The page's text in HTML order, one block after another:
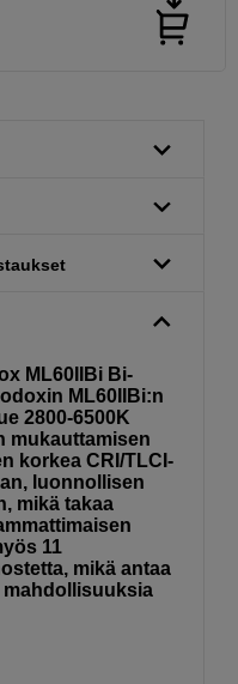
ML60IIBi Bi-
ML60IIBi:n
2800-6500K
mukauttamisen
korkea CRI/TLCI-
luonnollisen
mikä takaa
11
mikä antaa